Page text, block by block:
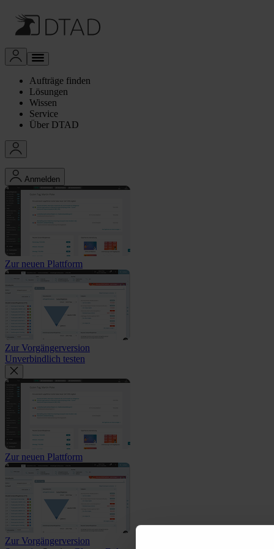
Aufträge finden
Lösungen
Wissen
Service
Über DTAD
Anmelden
Zur neuen Plattform
Zur Vorgängerversion
Unverbindlich testen
Zur neuen Plattform
Zur Vorgängerversion